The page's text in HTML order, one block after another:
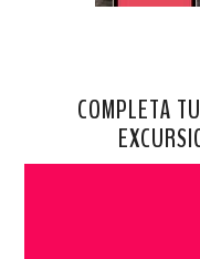
COMPLETA